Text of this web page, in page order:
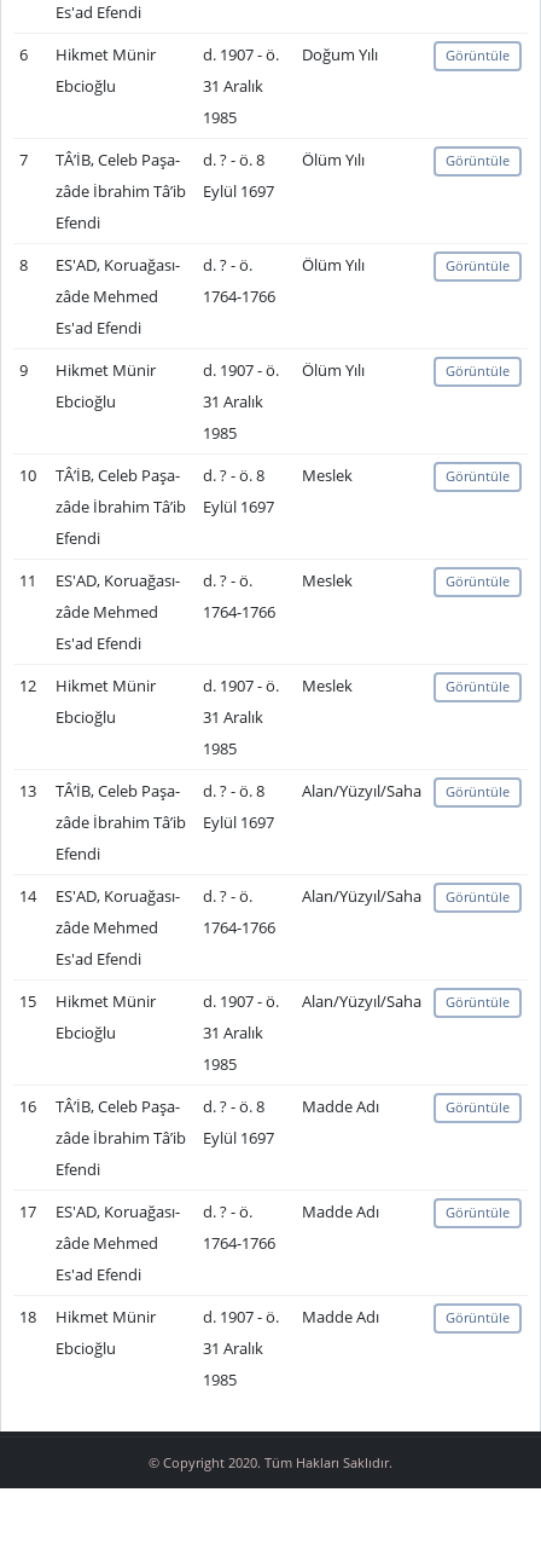
Es'ad Efendi
6
Hikmet Münir
Ebcioğlu
d. 1907 - ö.
31 Aralık
1985
Doğum Yılı Görüntüle
7
TÂ’İB, Celeb Paşa-
zâde İbrahim Tâ’ib
Efendi
d. ? - ö. 8
Eylül 1697
Ölüm Yılı Görüntüle
8
ES'AD, Koruağası-
zâde Mehmed
Es'ad Efendi
d. ? - ö.
1764-1766
Ölüm Yılı Görüntüle
9
Hikmet Münir
Ebcioğlu
d. 1907 - ö.
31 Aralık
1985
Ölüm Yılı Görüntüle
10
TÂ’İB, Celeb Paşa-
zâde İbrahim Tâ’ib
Efendi
d. ? - ö. 8
Eylül 1697
Meslek Görüntüle
11
ES'AD, Koruağası-
zâde Mehmed
Es'ad Efendi
d. ? - ö.
1764-1766
Meslek Görüntüle
12
Hikmet Münir
Ebcioğlu
d. 1907 - ö.
31 Aralık
1985
Meslek Görüntüle
13
TÂ’İB, Celeb Paşa-
zâde İbrahim Tâ’ib
Efendi
d. ? - ö. 8
Eylül 1697
Alan/Yüzyıl/Saha Görüntüle
14
ES'AD, Koruağası-
zâde Mehmed
Es'ad Efendi
d. ? - ö.
1764-1766
Alan/Yüzyıl/Saha Görüntüle
15
Hikmet Münir
Ebcioğlu
d. 1907 - ö.
31 Aralık
1985
Alan/Yüzyıl/Saha Görüntüle
16
TÂ’İB, Celeb Paşa-
zâde İbrahim Tâ’ib
Efendi
d. ? - ö. 8
Eylül 1697
Madde Adı Görüntüle
17
ES'AD, Koruağası-
zâde Mehmed
Es'ad Efendi
d. ? - ö.
1764-1766
Madde Adı Görüntüle
18
Hikmet Münir
Ebcioğlu
d. 1907 - ö.
31 Aralık
1985
Madde Adı Görüntüle
© Copyright 2020. Tüm Hakları Saklıdır.